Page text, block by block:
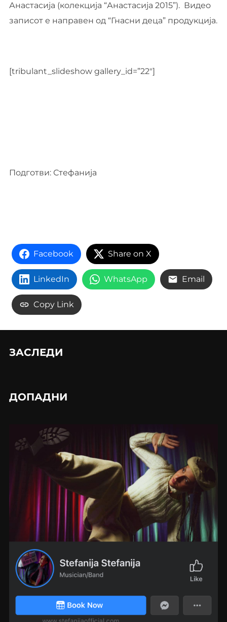
Анастасија (колекција “Анастасија 2015”). Видео
записот е направен од “Гнасни деца” продукција.
[tribulant_slideshow gallery_id=”22″]
Подготви: Стефанија
Facebook Share on X
LinkedIn WhatsApp Email
Copy Link
ЗАСЛЕДИ
ДОПАДНИ